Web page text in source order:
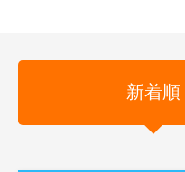
新着順